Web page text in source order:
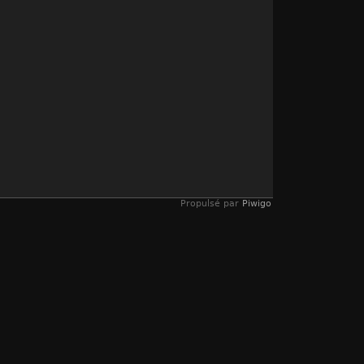
Propulsé par Piwigo